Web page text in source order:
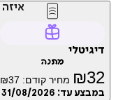
דיגיטלי
מתנה
₪32 מחיר קודם: ₪37
במבצע עד: 31/08/2026